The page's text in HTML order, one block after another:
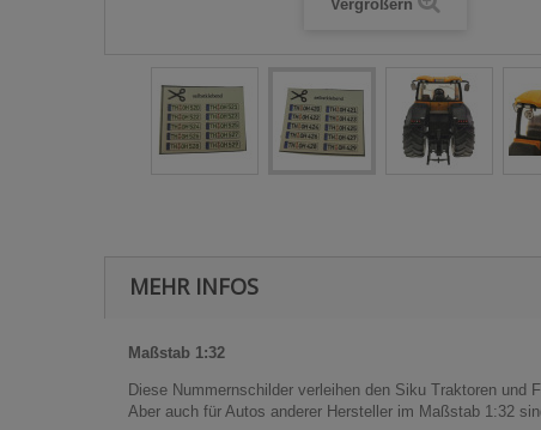
Vergrößern
MEHR INFOS
Maßstab 1:32
Diese Nummernschilder verleihen den Siku Traktoren und
Aber auch für Autos anderer Hersteller im Maßstab 1:32